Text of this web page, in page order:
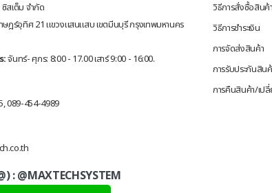
สเต็ม จำกัด
ษฎร์อุทิศ 21 แขวงแสนแสบ เขตมีนบุรี กรุงเทพมหานคร
:จันทร์- ศุกร: 8:00 - 17.00 เสาร์ 9:00 - 16:00.
089-454-4989
:@MAXTECHSYSTEM
วิธีการสั่งซื้อสินค้า
วิธีการชำระเงิน
การจัดส่งสินค้า
การรับประกันสิน
การคืนสินค้า/เป